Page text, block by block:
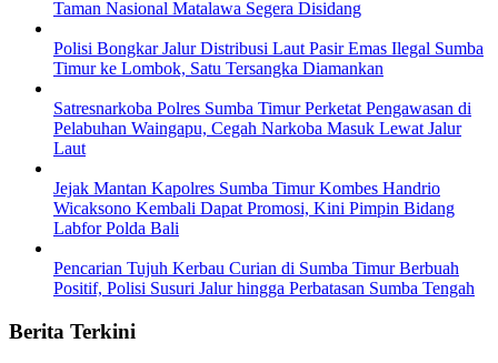
Taman Nasional Matalawa Segera Disidang
Polisi Bongkar Jalur Distribusi Laut Pasir Emas Ilegal Sumba
Timur ke Lombok, Satu Tersangka Diamankan
Satresnarkoba Polres Sumba Timur Perketat Pengawasan di
Pelabuhan Waingapu, Cegah Narkoba Masuk Lewat Jalur
Laut
Jejak Mantan Kapolres Sumba Timur Kombes Handrio
Wicaksono Kembali Dapat Promosi, Kini Pimpin Bidang
Labfor Polda Bali
Pencarian Tujuh Kerbau Curian di Sumba Timur Berbuah
Positif, Polisi Susuri Jalur hingga Perbatasan Sumba Tengah
Berita Terkini